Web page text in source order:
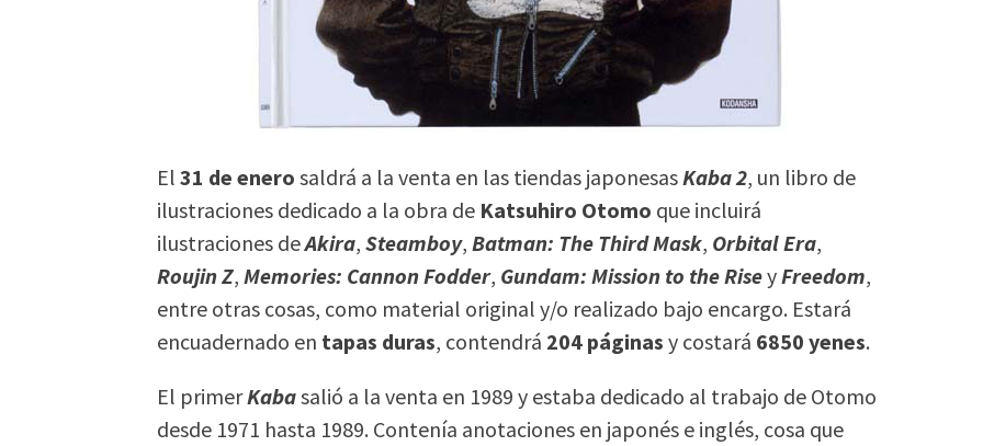
El31 de enero saldrá a la venta en las tiendas japonesasKaba 2, un libro de
ilustraciones dedicado a la obra de Katsuhiro Otomo que incluirá
ilustraciones deAkira,Steamboy,Batman: The Third Mask, Orbital Era,
Roujin Z,Memories: Cannon Fodder, Gundam: Mission to the RiseyFreedom,
entre otras cosas, como material original y/o realizado bajo encargo. Estará
encuadernado en tapas duras, contendrá 204 páginas y costará 6850 yenes.
El primerKabasalió a la venta en 1989 y estaba dedicado al trabajo de Otomo
desde 1971 hasta 1989. Contenía anotaciones en japonés e inglés, cosa que